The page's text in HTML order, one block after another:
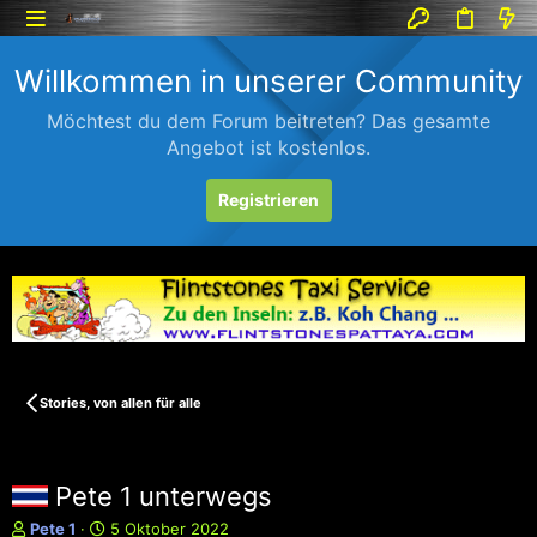
Willkommen in unserer Community
Möchtest du dem Forum beitreten? Das gesamte
Angebot ist kostenlos.
Registrieren
Stories, von allen für alle
Pete 1 unterwegs
E
Pete 1
E
5 Oktober 2022